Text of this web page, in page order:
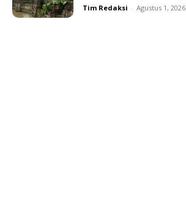
Tim Redaksi - Agustus 1, 2026